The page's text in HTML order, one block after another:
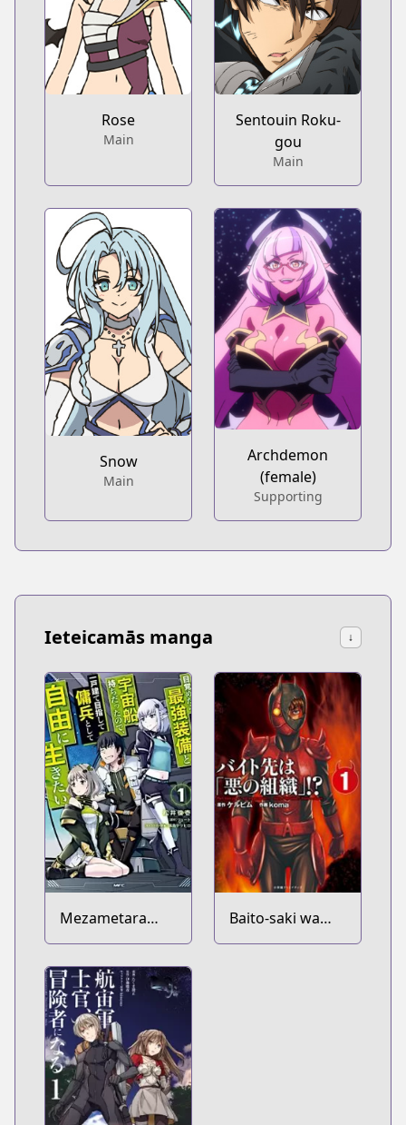
Rose
Main
Sentouin Roku-
gou
Main
Snow
Main
Archdemon
(female)
Supporting
Ieteicamās manga ↓
Mezametara
Saikyou Soubi to
Uchuusenmochi
Datta node,
Ikkodate
Mezashite
Youhei toshite
Jiyuu ni Ikitai
Baito-saki wa
"Aku no